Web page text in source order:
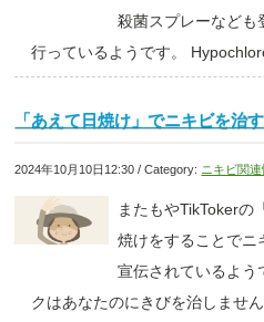
殺菌スプレーなども
行っているようです。
「あえて日焼け」でニキビを治
2024年10月10日12:30 / Category: ニキビ関連
またもやTikTokerの
焼けをすることでニ
宣伝されているよう
クはあなたのにきびを治しませ